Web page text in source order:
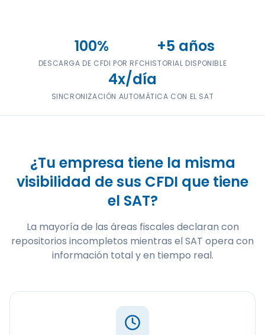
100%
DESCARGA DE CFDI POR RFC
+5 años
HISTORIAL DISPONIBLE
4x/día
SINCRONIZACIÓN AUTOMÁTICA CON EL SAT
¿Tu empresa tiene la misma
visibilidad de sus CFDI que tiene
el SAT?
La mayoría de las áreas fiscales declaran con
repositorios incompletos mientras el SAT opera con
información total y en tiempo real.